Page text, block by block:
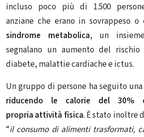
incluso poco più di 1.500
anziane che erano in sovrappeso o
sindrome metabolica, un
segnalano un aumento del
diabete, malattie cardiache e ictus.
Un gruppo di persone ha seguito una
riducendo le calorie del 30%
propria attività fisica. È stato inoltre
“il consumo di alimenti trasformati,